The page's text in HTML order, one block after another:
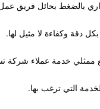
بالضغط بحائل فريق
دقة وكفاءة لا مثيل لها.
ممثلي خدمة عملاء شركة
التي ترغب بها.